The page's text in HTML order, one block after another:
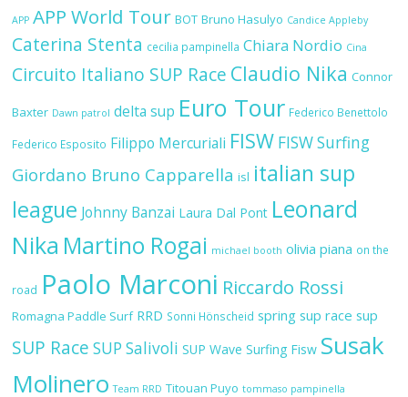
APP APP World Tour BOT Bruno Hasulyo Candice Appleby
Caterina Stenta cecilia pampinella Chiara Nordio Cina
Circuito Italiano SUP Race Claudio Nika Connor
Baxter Dawn patrol delta sup Euro Tour Federico Benettolo
Federico Esposito Filippo Mercuriali FISW FISW Surfing
Giordano Bruno Capparella isl italian sup
league Johnny Banzai Laura Dal Pont Leonard
Nika Martino Rogai michael booth olivia piana on the
road Paolo Marconi Riccardo Rossi
Romagna Paddle Surf RRD Sonni Hönscheid spring sup race sup
SUP Race SUP Salivoli SUP Wave Surfing Fisw Susak
Molinero Team RRD Titouan Puyo tommaso pampinella